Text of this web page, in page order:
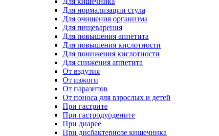
Для нормализации стула
Для очищения организма
Для пищеварения
Для повышения аппетита
Для повышения кислотности
Для понижения кислотности
Для снижения аппетита
От вздутия
От изжоги
От паразитов
От поноса для взрослых и детей
При гастрите
При гастродуодените
При диарее
При дисбактериозе кишечника